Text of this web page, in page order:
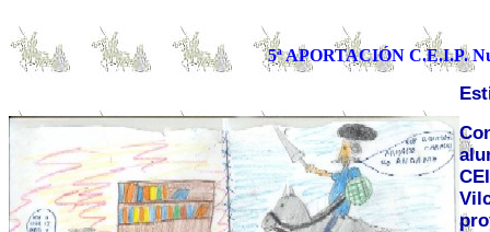
5ª APORTACIÓN C.E.I.P.